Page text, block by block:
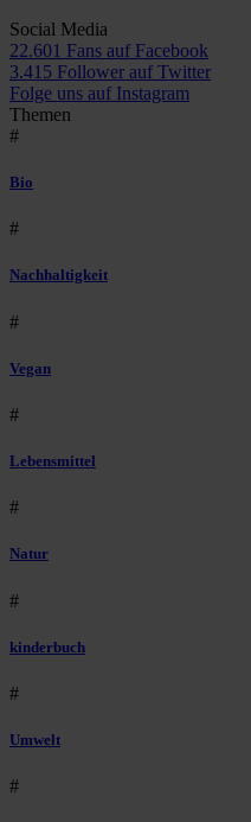
Social Media
22.601 Fans auf Facebook
3.415 Follower auf Twitter
Folge uns auf Instagram
Themen
#
Bio
#
Nachhaltigkeit
#
Vegan
#
Lebensmittel
#
Natur
#
kinderbuch
#
Umwelt
#